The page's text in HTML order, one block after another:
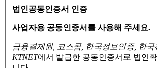
법인공동인증서 인증
사업자용 공동인증서를 사용해 주세요.
금융결제원, 코스콤, 한국정보인증, 한국
KTNET에서 발급한 공동인증서로 법인